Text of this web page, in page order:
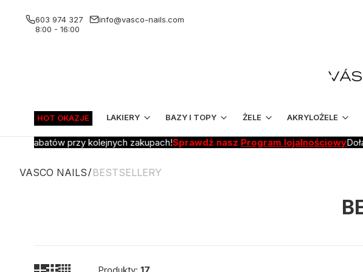
603 974 327
8:00 - 16:00
info@vasco-nails.com
HOT OKAZJE LAKIERY BAZY I TOPY ŻELE AKRYLOŻELE
rabatów przy kolejnych zakupach!Sprawdź naszProgram lojalnościowyDołącz,
VASCO NAILS BESTSELLERY